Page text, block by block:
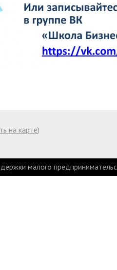
на карте)
малого